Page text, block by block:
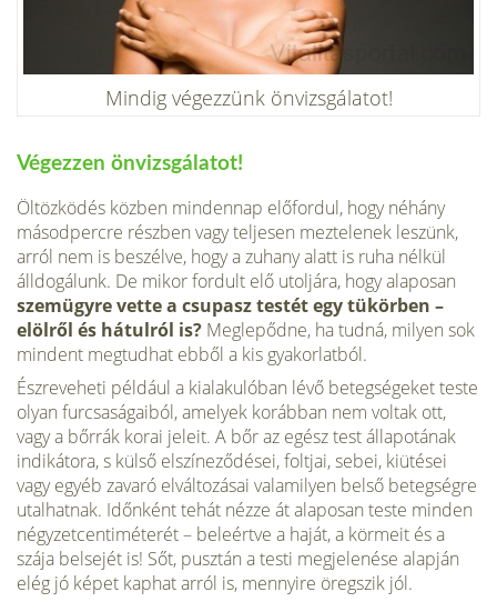
Mindig végezzünk önvizsgálatot!
Végezzen önvizsgálatot!
Öltözködés közben mindennap előfordul, hogy néhány
másodpercre részben vagy teljesen meztelenek leszünk,
arról nem is beszélve, hogy a zuhany alatt is ruha nélkül
álldogálunk. De mikor fordult elő utoljára, hogy alaposan
szemügyre vette a csupasz testét egy tükörben –
elölről és hátulról is? Meglepődne, ha tudná, milyen sok
mindent megtudhat ebből a kis gyakorlatból.
Észreveheti például a kialakulóban lévő betegségeket teste
olyan furcsaságaiból, amelyek korábban nem voltak ott,
vagy a bőrrák korai jeleit. A bőr az egész test állapotának
indikátora, s külső elszíneződései, foltjai, sebei, kiütései
vagy egyéb zavaró elváltozásai valamilyen belső betegségre
utalhatnak. Időnként tehát nézze át alaposan teste minden
négyzetcentiméterét – beleértve a haját, a körmeit és a
szája belsejét is! Sőt, pusztán a testi megjelenése alapján
elég jó képet kaphat arról is, mennyire öregszik jól.